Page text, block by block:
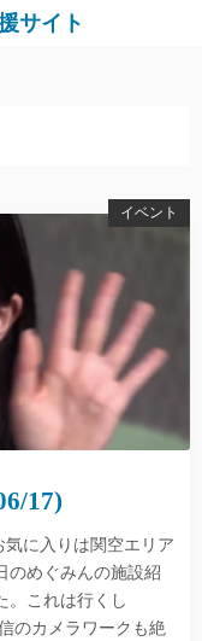
サイト
イベント
17)
に入りは関空エリア
のめぐみんの施設紹
。これは行くし
のカメラワークも絶